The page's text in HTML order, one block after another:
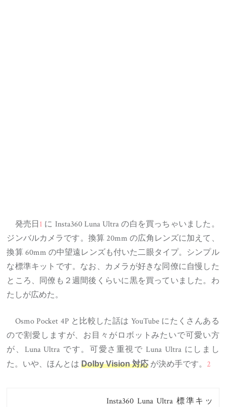
発売日1 に Insta360 Luna Ultra の白を買っちゃいました。
ジンバルカメラです。換算 20mm の広角レンズに加えて、
換算 60mm の中望遠レンズも付いた二眼タイプ。シンプル
な標準キットです。なお、カメラが好きな同僚に自慢した
ところ、同僚も２週間後くらいに黒を買っていました。わ
たしが広めた。
Osmo Pocket 4P と比較した話は YouTube にたくさんある
ので割愛しますが、お目々がロボットみたいで可愛い方
が、Luna Ultra です。可愛さ重視で Luna Ultra にしまし
た。いや、ほんとはDolby Vision 対応 が決め手です。 2
Insta360 Luna Ultra 標準キッ